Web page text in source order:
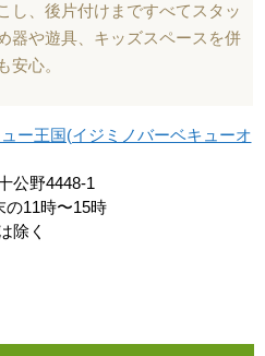
し、後片付けまですべてスタッ
器や遊具、キッズスペースを併
安心。
ー王国(イジミノバーベキューオ
公野4448-1
の11時〜15時
除く